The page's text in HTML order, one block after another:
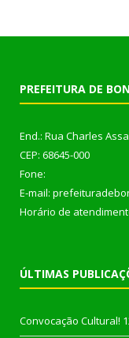
PREFEITURA DE
End.: Rua Charles
CEP: 68645-000
Fone:
E-mail:
Horário de
ÚLTIMAS
Convocação Cultural!